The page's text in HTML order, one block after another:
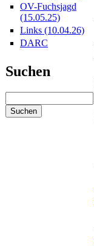
OV-Fuchsjagd
(15.05.25)
Links (10.04.26)
DARC
Suchen